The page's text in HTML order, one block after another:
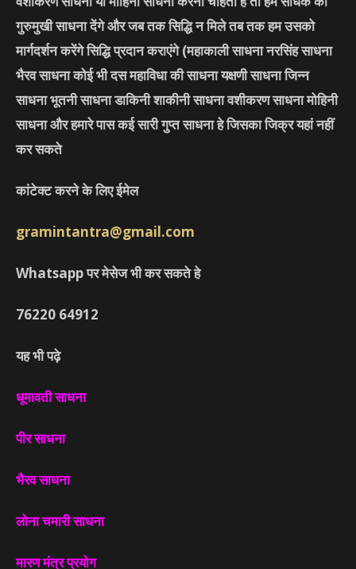
गुरुमुखी साधना देंगे और जब तक सिद्धि न मिले तब तक हम उसको
मार्गदर्शन करेंगे सिद्धि प्रदान कराएंगे (महाकाली साधना नरसिंह साधना
भैरव साधना कोई भी दस महाविधा की साधना यक्षणी साधना जिन्न
साधना भूतनी साधना डाकिनी शाकीनी साधना वशीकरण साधना मोहिनी
साधना और हमारे पास कई सारी गुप्त साधना हे जिसका जिक्र यहां नहीं
कर सकते
कांटेक्ट करने के लिए ईमेल
gramintantra@gmail.com
Whatsapp पर मेसेज भी कर सकते हे
76220 64912
यह भी पढ़े
धूमावती साधना
पीर साधना
भैरव साधना
लोना चमारी साधना
मारण मंत्र प्रयोग